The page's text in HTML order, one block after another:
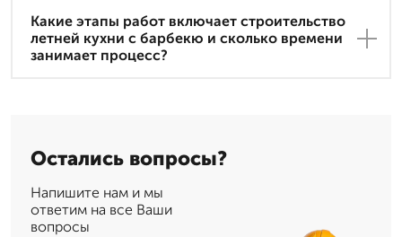
Какие этапы работ включает строительство
летней кухни с барбекю и сколько времени
занимает процесс?
Остались вопросы?
Напишите нам и мы
ответим на все Ваши
вопросы